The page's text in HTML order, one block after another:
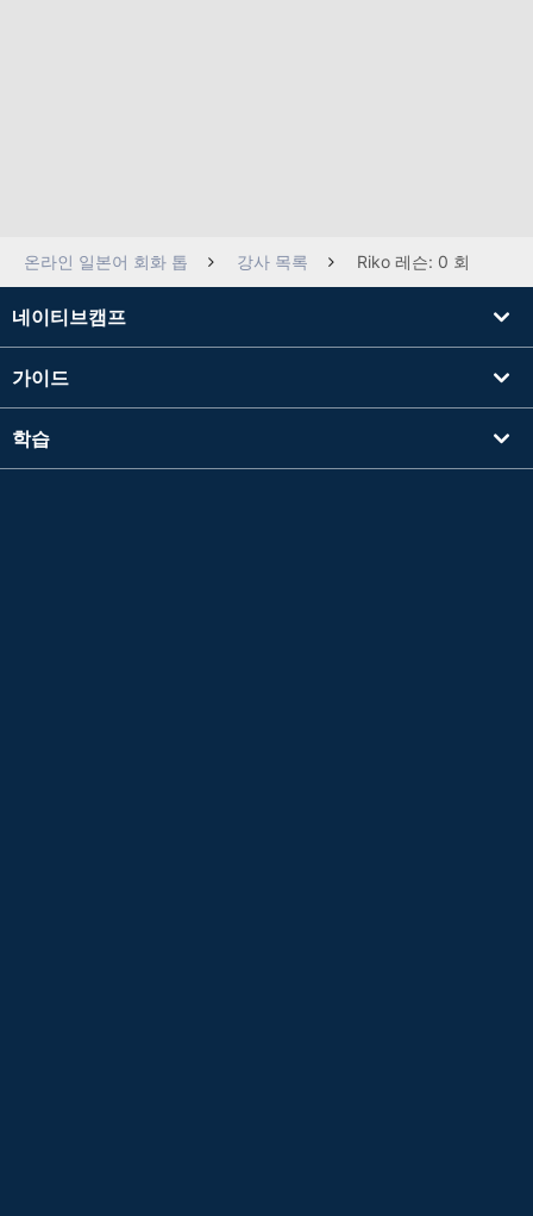
온라인 일본어 회화 톱 강사 목록 Riko 레슨: 0 회
네이티브캠프
가이드
학습